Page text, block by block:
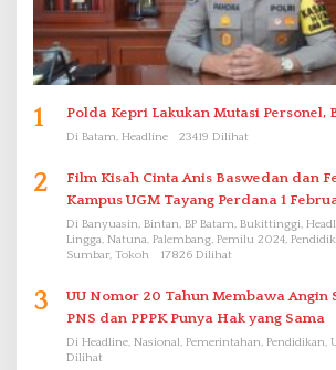
1 Polda Kepri Lakukan Mutasi Personel,
Di Batam, Headline 23419 Dilihat
2
Film Kisah Cinta Anis Baswedan dan
Kampus UGM Tayang Perdana 1
Di Banyuasin, Bintan, BP Batam, Bukittinggi,
Lingga, Natuna, Palembang, Pemilu 2024,
Sumbar, Tokoh
17826 Dilihat
3
UU Nomor 20 Tahun Membawa Angin
PNS dan PPPK Punya Hak yang Sama
Di Headline, Nasional, Pemerintahan, Pendidikan,
Dilihat